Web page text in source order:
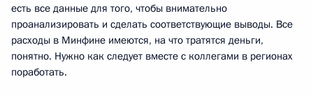
есть все данные для того, чтобы внимательно
проанализировать и сделать соответствующие выводы. Все
расходы в Минфине имеются, на что тратятся деньги,
понятно. Нужно как следует вместе с коллегами в регионах
поработать.